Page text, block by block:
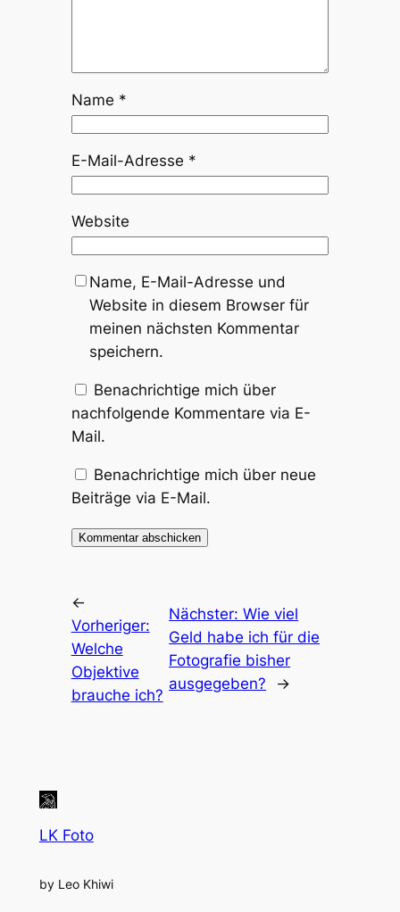
Name *
E-Mail-Adresse *
Website
Name, E-Mail-Adresse und
Website in diesem Browser für
meinen nächsten Kommentar
speichern.
Benachrichtige mich über
nachfolgende Kommentare via E-
Mail.
Benachrichtige mich über neue
Beiträge via E-Mail.
←
Vorheriger:
Welche
Objektive
brauche ich?
Nächster:Wie viel
Geld habe ich für die
Fotografie bisher
ausgegeben?
→
LK Foto
by Leo Khiwi